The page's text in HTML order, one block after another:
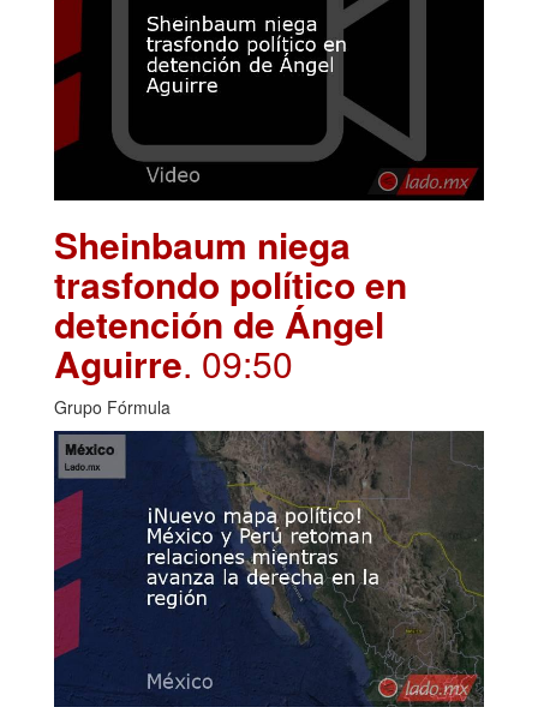
Sheinbaum niega
trasfondo político en
detención de Ángel
Aguirre. 09:50
Grupo Fórmula